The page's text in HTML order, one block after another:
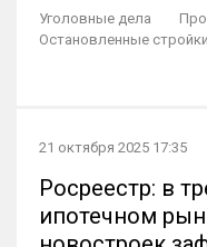
Уголовные дела
Остановленные стройки
21 октября 2025 17:35
Росреестр: в
ипотечном